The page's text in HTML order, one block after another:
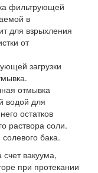
фильтрующей
в
для взрыхления
от
загрузки
отмывка
водой для
остатков
раствора соли.
бака.
вакуума,
при протекании